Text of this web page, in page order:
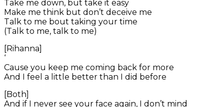
Take me down, but take it easy
Make me think but don’t deceive me
Talk to me bout taking your time
(Talk to me, talk to me)
[Rihanna]
‘
Cause you keep me coming back for more
And I feel a little better than I did before
[Both]
And if I never see your face again, I don’t mind